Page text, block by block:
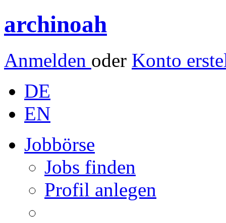
archinoah
Anmelden oder Konto
DE
EN
Jobbörse
Jobs finden
Profil anlegen